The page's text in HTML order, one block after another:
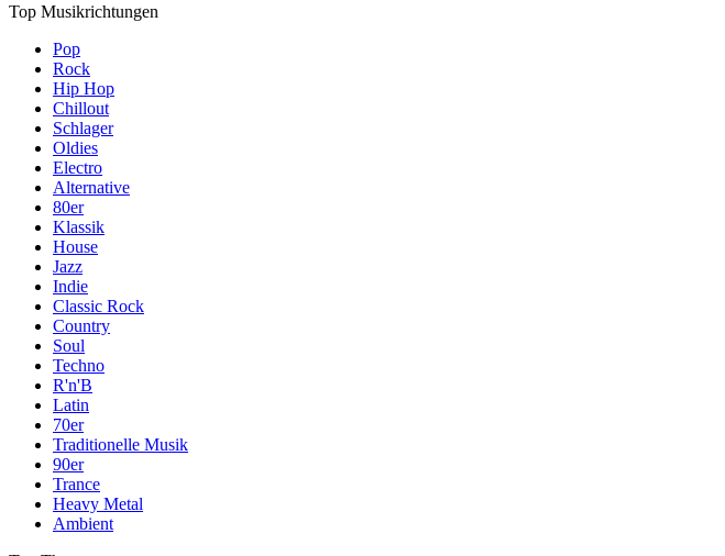
Top Musikrichtungen
Pop
Rock
Hip Hop
Chillout
Schlager
Oldies
Electro
Alternative
80er
Klassik
House
Jazz
Indie
Classic Rock
Country
Soul
Techno
R'n'B
Latin
70er
Traditionelle Musik
90er
Trance
Heavy Metal
Ambient